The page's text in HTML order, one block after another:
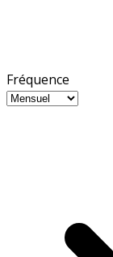
Fréquence